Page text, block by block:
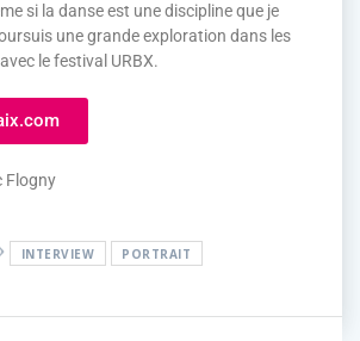
si la danse est une discipline que je
une grande exploration dans les
le festival URBX.
Flogny
INTERVIEW PORTRAIT